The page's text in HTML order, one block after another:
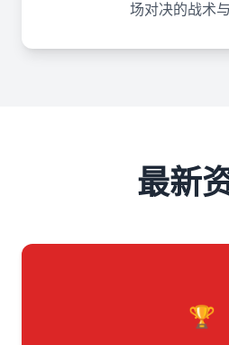
场对决的战术与
最新
🏆